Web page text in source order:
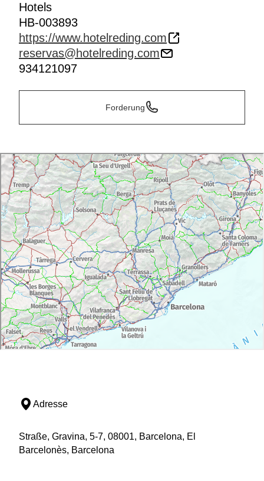
Hotels
HB-003893
https://www.hotelreding.com
reservas@hotelreding.com
934121097
Forderung
Adresse
Straße, Gravina, 5-7, 08001, Barcelona, El
Barcelonès, Barcelona